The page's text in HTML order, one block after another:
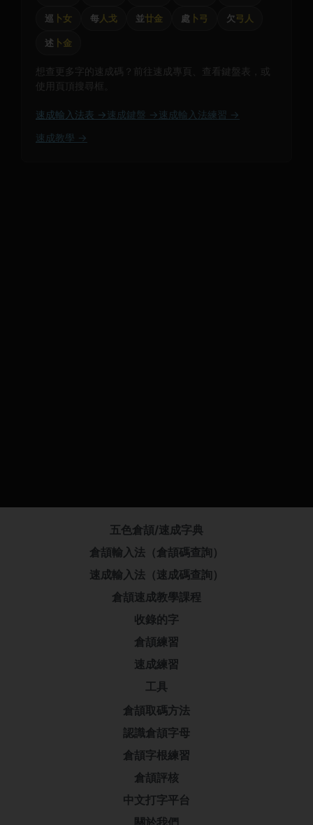
巡 卜女 每人戈 並廿金 處 卜弓 欠弓人
述 卜金
想查更多字的速成碼？前往速成專頁、查看鍵盤表，或
使用頁頂搜尋框。
速成輸入法表 → 速成鍵盤 → 速成輸入法練習 →
速成教學 →
五色倉頡/速成字典
倉頡輸入法（倉頡碼查詢）
速成輸入法（速成碼查詢）
倉頡速成教學課程
收錄的字
倉頡練習
速成練習
工具
倉頡取碼方法
認識倉頡字母
倉頡字根練習
倉頡評核
中文打字平台
關於我們